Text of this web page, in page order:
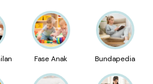
Fase Anak Bundapedia